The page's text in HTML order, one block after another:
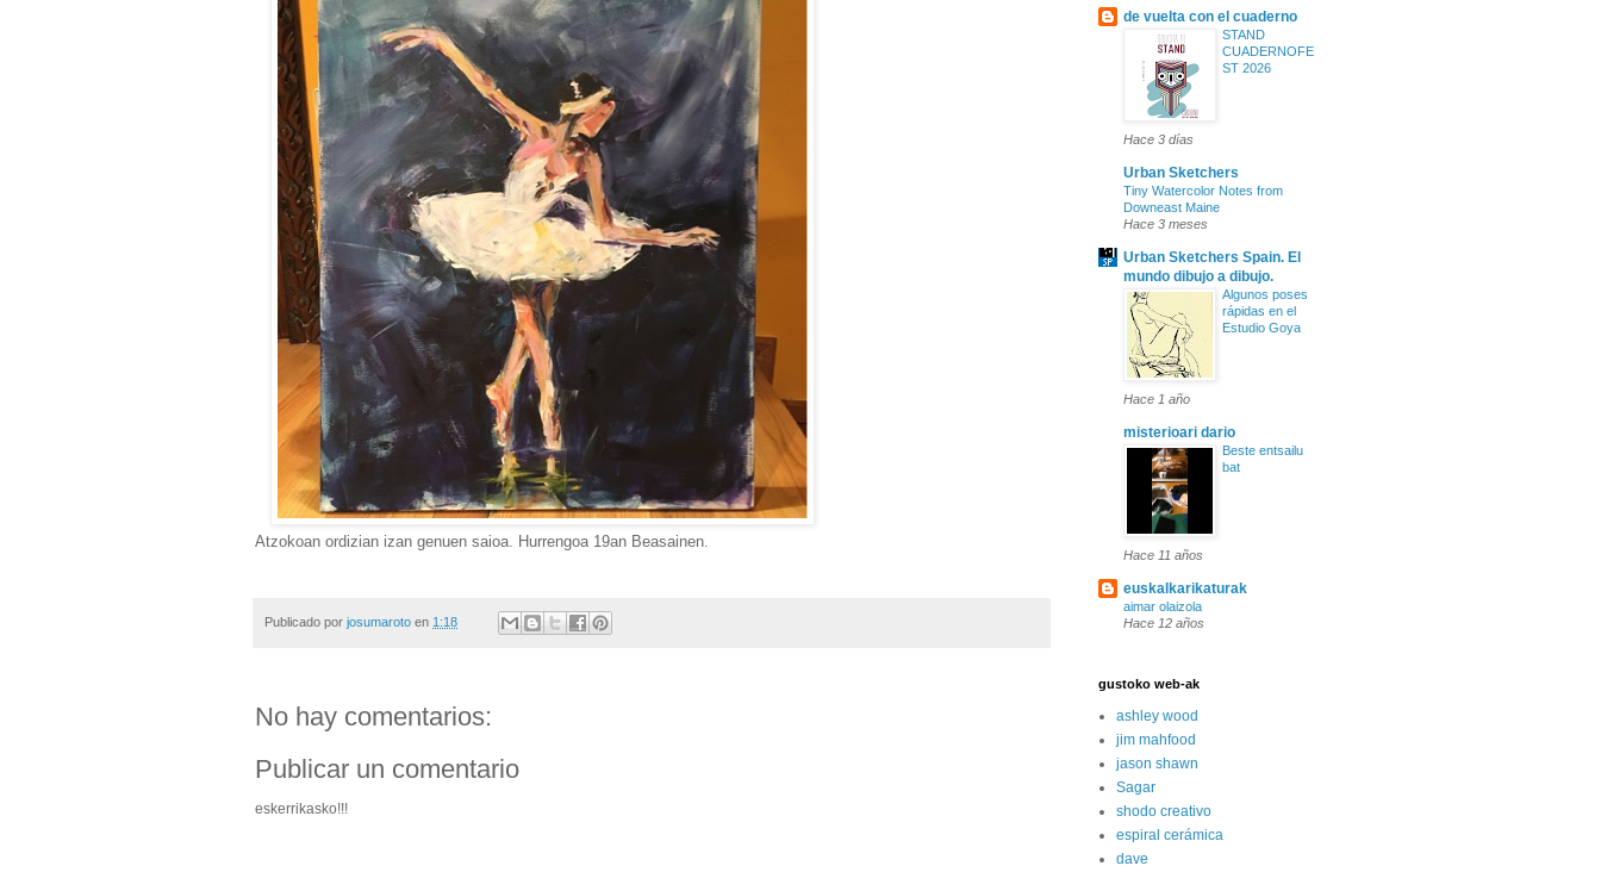
Atzokoan ordizian izan genuen saioa. Hurrengoa 19an Beasainen.
Publicado por josumaroto en 1:18
No hay comentarios:
Publicar un comentario
eskerrikasko!!!
de vuelta con el cuaderno
STAND
CUADERNOFE
ST 2026
Hace 3 días
Urban Sketchers
Tiny Watercolor Notes from
Downeast Maine
Hace 3 meses
Urban Sketchers Spain. El
mundo dibujo a dibujo.
Algunos poses
rápidas en el
Estudio Goya
Hace 1 año
misterioari dario
Beste entsailu
bat
Hace 11 años
euskalkarikaturak
aimar olaizola
Hace 12 años
gustoko web-ak
ashley wood
jim mahfood
jason shawn
Sagar
shodo creativo
espiral cerámica
dave